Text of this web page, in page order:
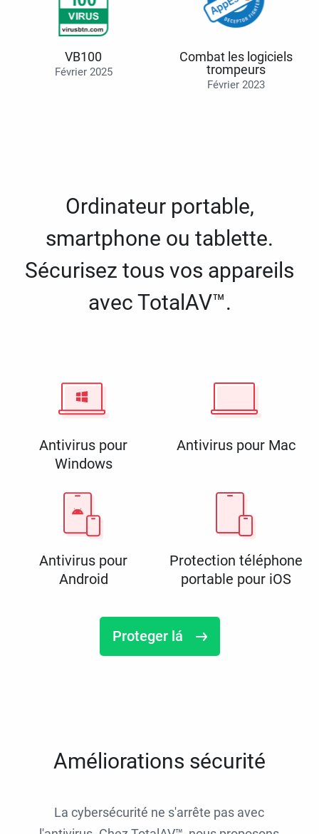
VB100
Février 2025
Combat les logiciels
trompeurs
Février 2023
Ordinateur portable,
smartphone ou tablette.
Sécurisez tous vos appareils
avec TotalAV™.
Antivirus pour
Windows
Antivirus pour Mac
Antivirus pour
Android
Protection téléphone
portable pour iOS
Proteger lá
Améliorations sécurité
La cybersécurité ne s'arrête pas avec